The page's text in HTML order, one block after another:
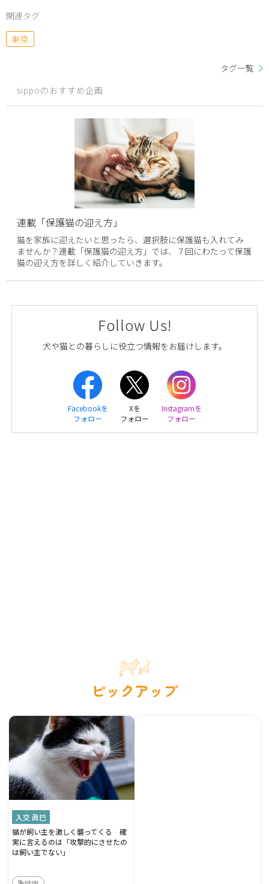
関連タグ
東京
タグ一覧
sippoのおすすめ企画
連載「保護猫の迎え方」
猫を家族に迎えたいと思ったら、選択肢に保護猫も入れてみ
ませんか？連載「保護猫の迎え方」では、７回にわたって保護
猫の迎え方を詳しく紹介していきます。
Follow Us!
犬や猫との暮らしに役立つ情報をお届けします。
Facebookを
フォロー
Xを
フォロー
Instagramを
フォロー
ピックアップ
入交 眞巳
猫が飼い主を激しく襲ってくる 確
実に言えるのは「攻撃的にさせたの
は飼い主でない」